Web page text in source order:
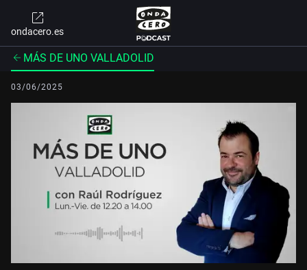
ondacero.es
MÁS DE UNO VALLADOLID
03/06/2025